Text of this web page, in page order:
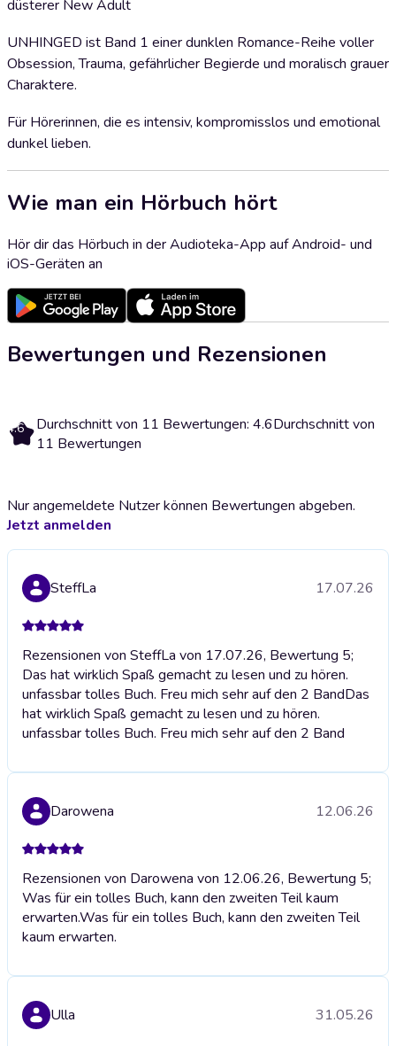
düsterer New Adult
UNHINGED ist Band 1 einer dunklen Romance-Reihe voller
Obsession, Trauma, gefährlicher Begierde und moralisch grauer
Charaktere.
Für Hörerinnen, die es intensiv, kompromisslos und emotional
dunkel lieben.
Wie man ein Hörbuch hört
Hör dir das Hörbuch in der Audioteka-App auf Android- und
iOS-Geräten an
Bewertungen und Rezensionen
4.6 Durchschnitt von 11 Bewertungen: 4.6Durchschnitt von
11 Bewertungen
Nur angemeldete Nutzer können Bewertungen abgeben.
Jetzt anmelden
SteffLa 17.07.26
Rezensionen von SteffLa von 17.07.26, Bewertung 5;
Das hat wirklich Spaß gemacht zu lesen und zu hören.
unfassbar tolles Buch. Freu mich sehr auf den 2 BandDas
hat wirklich Spaß gemacht zu lesen und zu hören.
unfassbar tolles Buch. Freu mich sehr auf den 2 Band
Darowena 12.06.26
Rezensionen von Darowena von 12.06.26, Bewertung 5;
Was für ein tolles Buch, kann den zweiten Teil kaum
erwarten.Was für ein tolles Buch, kann den zweiten Teil
kaum erwarten.
Ulla 31.05.26